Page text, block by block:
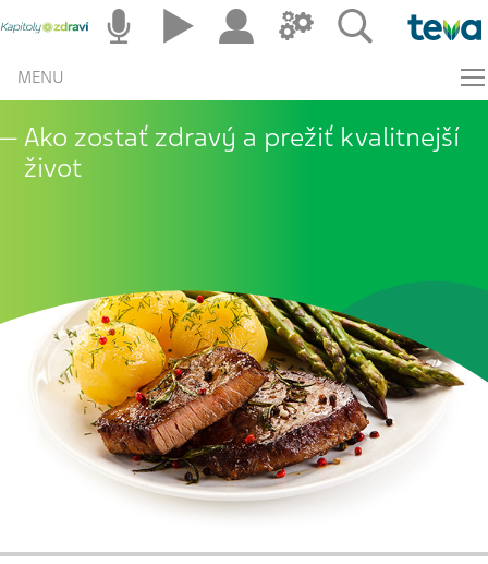
MENU
Ako zostať zdravý a prežiť kvalitnejší
život